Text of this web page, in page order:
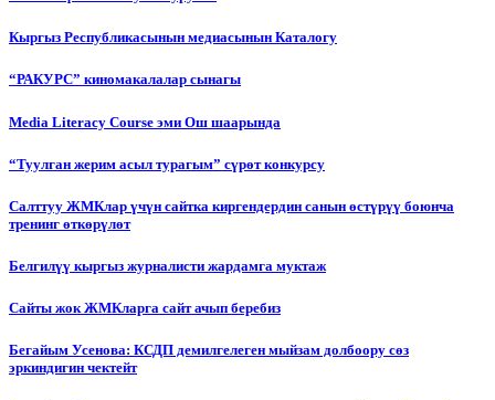
Кыргыз Республикасынын медиасынын Каталогу
“РАКУРС” киномакалалар сынагы
Media Literacy Сourse эми Ош шаарында
“Туулган жерим асыл турагым” сүрөт конкурсу
Салттуу ЖМКлар үчүн сайтка киргендердин санын өстүрүү боюнча
тренинг өткөрүлөт
Белгилүү кыргыз журналисти жардамга муктаж
Сайты жок ЖМКларга сайт ачып беребиз
Бегайым Усенова: КСДП демилгелеген мыйзам долбоору сөз
эркиндигин чектейт